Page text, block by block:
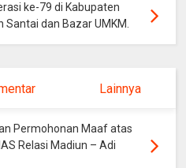
ke-79 di Kabupaten
Santai dan Bazar UMKM.
Lainnya
Permohonan Maaf atas
Relasi Madiun – Adi